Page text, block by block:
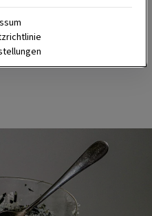
(es können auch
verwendet